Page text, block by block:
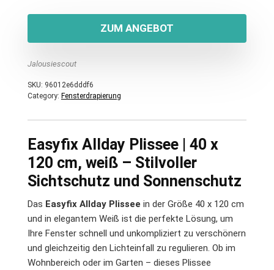
ZUM ANGEBOT
Jalousiescout
SKU: 96012e6dddf6
Category: Fensterdrapierung
Easyfix Allday Plissee | 40 x
120 cm, weiß – Stilvoller
Sichtschutz und Sonnenschutz
Das Easyfix Allday Plissee in der Größe 40 x 120 cm
und in elegantem Weiß ist die perfekte Lösung, um
Ihre Fenster schnell und unkompliziert zu verschönern
und gleichzeitig den Lichteinfall zu regulieren. Ob im
Wohnbereich oder im Garten – dieses Plissee